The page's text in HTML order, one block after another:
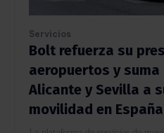
Servicios
Bolt refuerza su
aeropuertos y suma
Alicante y Sevilla a
movilidad en España